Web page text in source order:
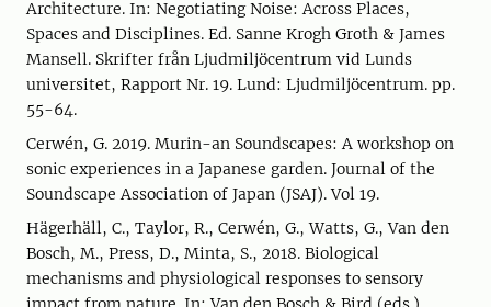
Architecture. In: Negotiating Noise: Across Places,
Spaces and Disciplines. Ed. Sanne Krogh Groth & James
Mansell. Skrifter från Ljudmiljöcentrum vid Lunds
universitet, Rapport Nr. 19. Lund: Ljudmiljöcentrum. pp.
55-64.
Cerwén, G. 2019. Murin-an Soundscapes: A workshop on
sonic experiences in a Japanese garden. Journal of the
Soundscape Association of Japan (JSAJ). Vol 19.
Hägerhäll, C., Taylor, R., Cerwén, G., Watts, G., Van den
Bosch, M., Press, D., Minta, S., 2018. Biological
mechanisms and physiological responses to sensory